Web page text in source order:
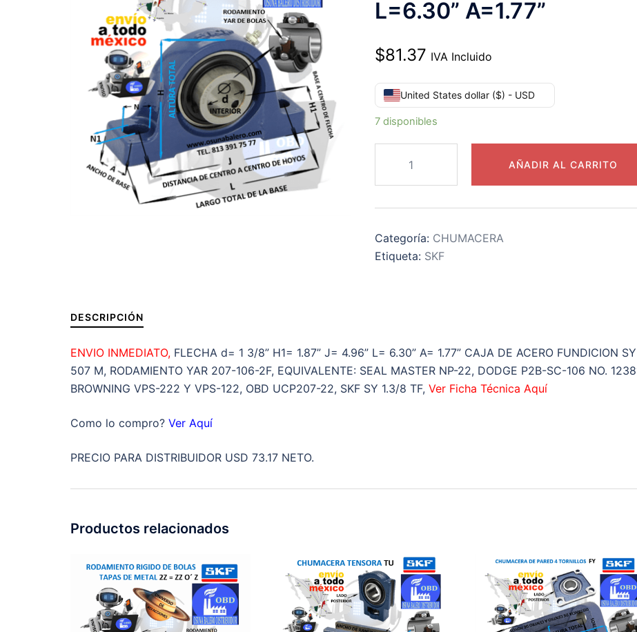
L=6.30” A=1.77”
$81.37 IVA Incluido
United States dollar ($) - USD
7 disponibles
3/8
TF
CHUMACERA
PISO
L=6.30”
A=1.77”
cantidad
AÑADIR AL CARRITO
Categoría: CHUMACERA
Etiqueta: SKF
DESCRIPCIÓN
ENVIO INMEDIATO, FLECHA d= 1 3/8” H1= 1.87” J= 4.96” L= 6.30” A= 1.77” CAJA DE ACERO FUNDICION SY
507 M, RODAMIENTO YAR 207-106-2F, EQUIVALENTE: SEAL MASTER NP-22, DODGE P2B-SC-106 NO.
BROWNING VPS-222 Y VPS-122, OBD UCP207-22, SKF SY 1.3/8 TF, Ver Ficha Técnica Aquí
Como lo compro? Ver Aquí
PRECIO PARA DISTRIBUIDOR USD 73.17 NETO.
Productos relacionados